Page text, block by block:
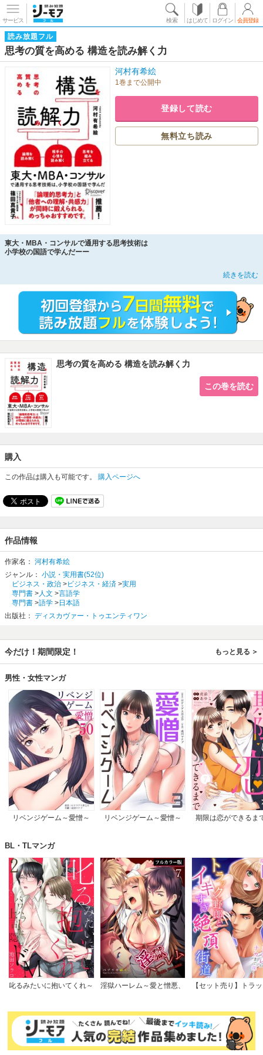
サービス 検索 はじめて ログイン 会員登録
読み放題フル
思考の質を高める 構造を読み解く力
河村有希絵
1巻まで公開中
登録して読む
無料立ち読み
東大・MBA・コンサルで通用する思考技術は
小学校の国語で学んだーー
“「論理的思考力」と「他者への理解・共感力」が同時に鍛えられる。めっちゃ
「構造の読み解き」は、「構造学習論」をベースにした、ビジネスパーソンのた
めの文章読解術です。
著者は小学校のとき、一風変わった国語の授業を受けます。
その授業は、文章を読んで、その構造から筆者の言いたいことを理解させ、さら
そして自分が文章を書くときには、その逆で、先に構造を考えてから文章化する
のです。
文章を段落ごとにチャート図に分解したり、段落の「重さ（重要度）」をてんび
ん図で比べたりします。
それは、60年以上続く「構造学習論」に基づいた文章読解の授業だった
す。
この学習について研究し、ビジネスパーソンにも使える読解技術として、「構造
を読み解く力」を提唱することにしました。
「構造の読み解き」は次の三つの構成で成り立っています。
１ 論説的文章を読んで、論理を読み解く
３ 思考を組み立てて、解釈する／アウトプットする
自分がアウトプットするときは、それらを総合して
ことが、
「構造を読み解く」ということなのです。
◎こんな人におすすめです
 複雑な文章や物事を理解するのに時間がかかる
 わかりやすく説明したり伝えたりするのが苦手
 自分の思考やアウトプットにキレがないと感じる
 ビジネスのフレームワークを学んだけれど、うまく使いこなせない
 会議参加者や会話相手の発言意図を考える癖がつく
 わかりやすいメモや報告書が書ける
 ロジカルでストーリーのあるプレゼンが組み立てられる
第１章 「構造を読み解く力」とは何か？
１ 読解力は国語を超えて
２ 私が受けた教育――構造学習
３ 大学で教育を学び直し、たどりついた「構造を読み解く力」
第２章 論理を読み解く
１．論理は言語以上の言語
２．見通しを立てる
３．文章の構造を読みとる
４．構造を把握するためのパターン認識
５．日ごろの「読む」行為を思考の訓練に
第３章 人物の心情を読み解く
１．物語を読み解くことの効用
２．人物になりきる
１．的確に読み取れずして、的確な応答はできない
２．思考とは構造化すること
３．思考したことを伝える
４．実務での実践と訓練
続きを読む
思考の質を高める 構造を読み解く力
この巻を読む
購入
この作品は購入も可能です。 購入ページへ
作品情報
作家名： 河村有希絵
ジャンル： 小説・実用書(52位)
ビジネス・政治 >ビジネス・経済 >実用
専門書 >人文 >言語学
専門書 >語学 >日本語
出版社： ディスカヴァー・トゥエンティワン
今だけ！期間限定！ もっと見る
男性・女性マンガ
リベンジゲーム～愛憎～
リベンジゲーム～愛憎～
期限は恋ができるま
BL・TLマンガ
叱るみたいに抱いてくれ～
淫獄ハーレム～愛と憎悪、
【セット売り】トラ
ナカまで深く…